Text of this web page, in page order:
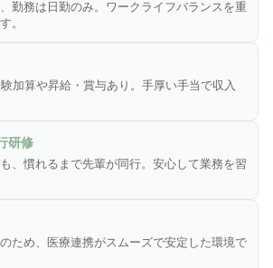
めています。
ん増えている状況で、スタッフも毎日忙
。今後も変わらずに質の良いサービスを
ちと一緒に働いてくれる仲間を募集して
不安という方も慣れるまでは先輩が同行
てくださいね。待遇面では充実した手当
ます！社会保険も完備しているなど、福
す。
柄重視！スタッフとの協調性や柔軟な対
て訪問看護に興味がある方、ぜひ、ご応
勤務は日勤のみ。ワークライフバランスを重
。
加算や昇給・賞与あり。手厚い手当で収入
研修
、慣れるまで先輩が同行。安心して業務を習
ため、医療連携がスムーズで安定した環境で